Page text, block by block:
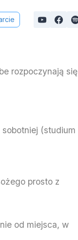
rozpoczynają się
(studium
prosto z
od miejsca, w